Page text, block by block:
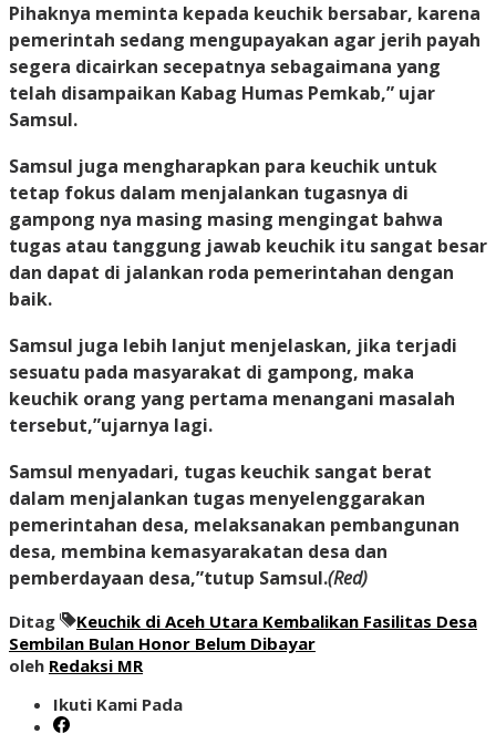
Pihaknya meminta kepada keuchik bersabar, karena
pemerintah sedang mengupayakan agar jerih payah
segera dicairkan secepatnya sebagaimana yang
telah disampaikan Kabag Humas Pemkab,” ujar
Samsul.
Samsul juga mengharapkan para keuchik untuk
tetap fokus dalam menjalankan tugasnya di
gampong nya masing masing mengingat bahwa
tugas atau tanggung jawab keuchik itu sangat besar
dan dapat di jalankan roda pemerintahan dengan
baik.
Samsul juga lebih lanjut menjelaskan, jika terjadi
sesuatu pada masyarakat di gampong, maka
keuchik orang yang pertama menangani masalah
tersebut,”ujarnya lagi.
Samsul menyadari, tugas keuchik sangat berat
dalam menjalankan tugas menyelenggarakan
pemerintahan desa, melaksanakan pembangunan
desa, membina kemasyarakatan desa dan
pemberdayaan desa,”tutup Samsul.(Red)
Ditag
Keuchik di Aceh Utara Kembalikan Fasilitas Desa
Sembilan Bulan Honor Belum Dibayar
oleh Redaksi MR
Ikuti Kami Pada